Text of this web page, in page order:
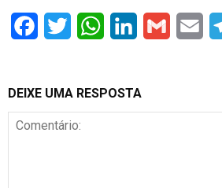
Facebook
Twitter WhatsAppLinkedInGmail
DEIXE UMA RESPOSTA